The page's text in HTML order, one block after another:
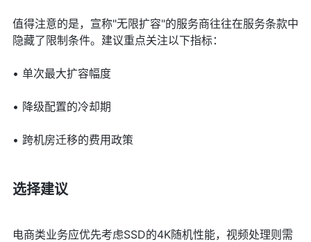
值得注意的是，宣称"无限扩容"的服务商往往在服务条款中
隐藏了限制条件。建议重点关注以下指标：
• 单次最大扩容幅度
• 降级配置的冷却期
• 跨机房迁移的费用政策
选择建议
电商类业务应优先考虑SSD的4K随机性能，视频处理则需